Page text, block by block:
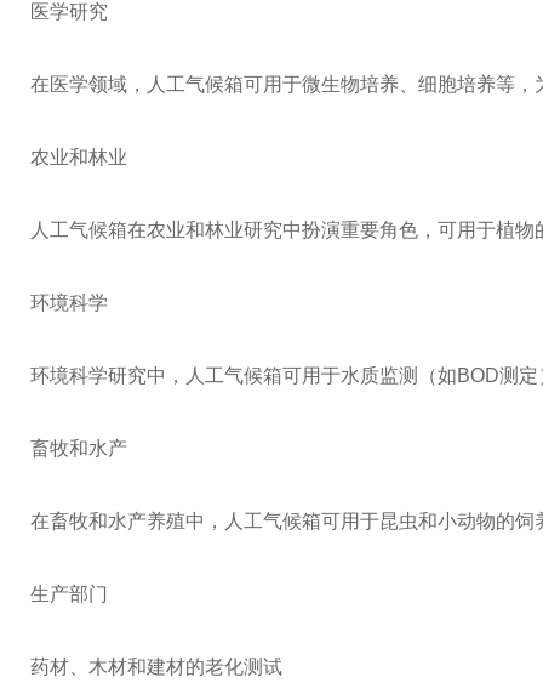
医学研究
在医学领域，人工气候箱可用于微生物培养、细胞培养等
农业和林业
人工气候箱在农业和林业研究中扮演重要角色，可用于植
环境科学
环境科学研究中，人工气候箱可用于水质监测（如BOD测
畜牧和水产
在畜牧和水产养殖中，人工气候箱可用于昆虫和小动物的
生产部门
药材、木材和建材的老化测试